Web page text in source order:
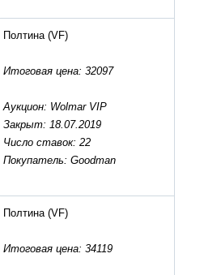
Полтина(VF)
Итоговая цена: 32097
Аукцион: Wolmar VIP
Закрыт: 18.07.2019
Число ставок: 22
Покупатель: Goodman
Полтина(VF)
Итоговая цена: 34119